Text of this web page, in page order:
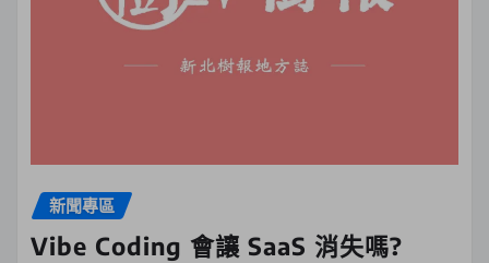
新聞專區
Vibe Coding 會讓 SaaS 消失嗎?